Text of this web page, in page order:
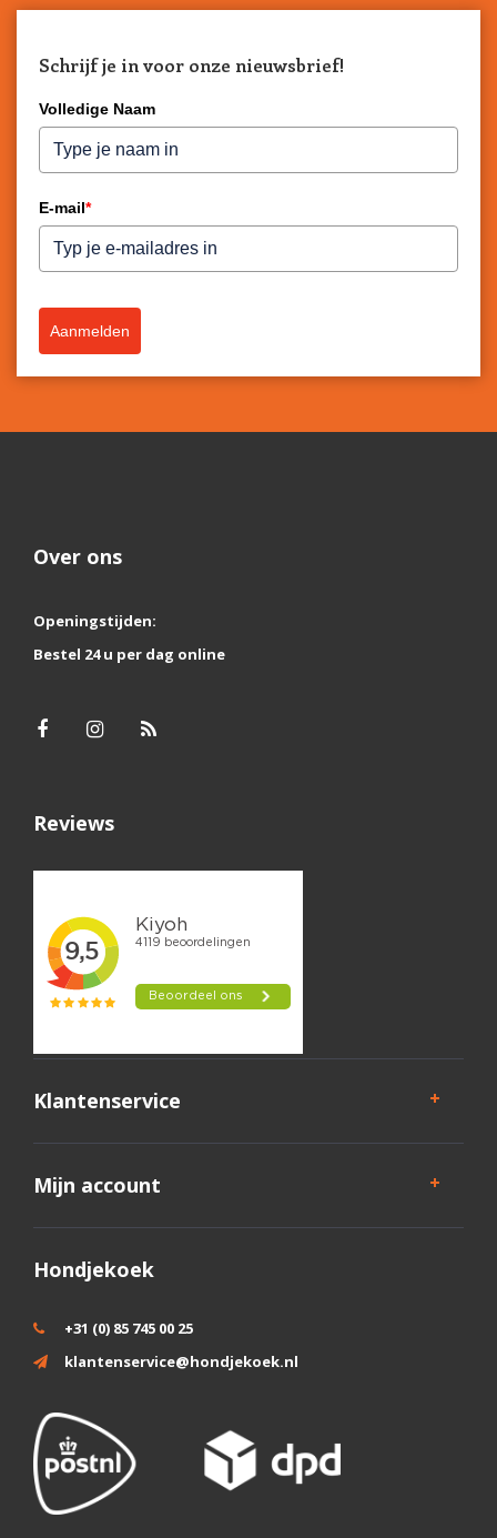
Schrijf je in voor onze nieuwsbrief!
Volledige Naam
E-mail*
Aanmelden
Over ons
Openingstijden:
Bestel 24 u per dag online
Reviews
Klantenservice
Mijn account
Hondjekoek
+31 (0) 85 745 00 25
klantenservice@hondjekoek.nl